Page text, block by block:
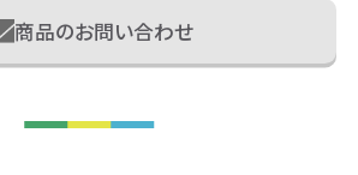
商品のお問い合わせ